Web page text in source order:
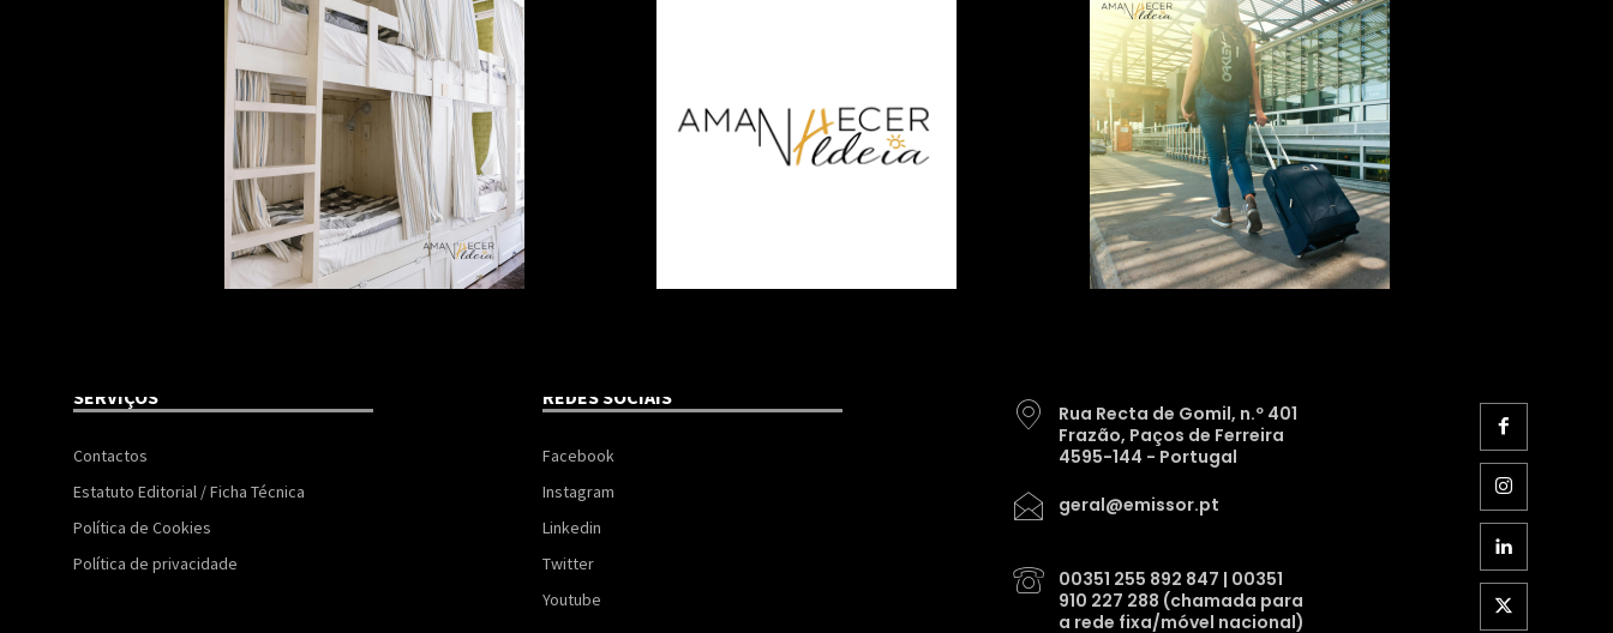
SERVIÇOS
Contactos
Estatuto Editorial / Ficha Técnica
Política de Cookies
Política de privacidade
REDES SOCIAIS
Facebook
Instagram
Linkedin
Twitter
Youtube
Rua Recta de Gomil, n.º 401
Frazão, Paços de Ferreira
4595-144 - Portugal
geral@emissor.pt
00351 255 892 847 | 00351
910 227 288 (chamada para
a rede fixa/móvel nacional)